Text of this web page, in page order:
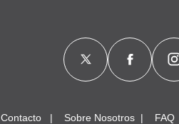
Contacto Sobre Nosotros FAQ